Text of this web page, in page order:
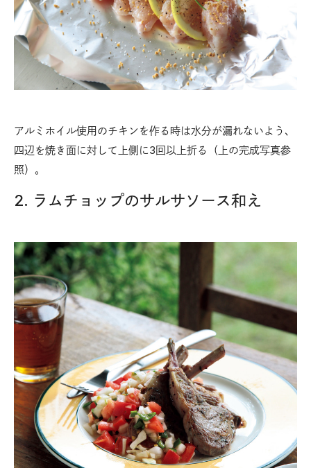
アルミホイル使用のチキンを作る時は水分が漏れないよう、
四辺を焼き面に対して上側に3回以上折る（上の完成写真参
照）。
2. ラムチョップのサルサソース和え